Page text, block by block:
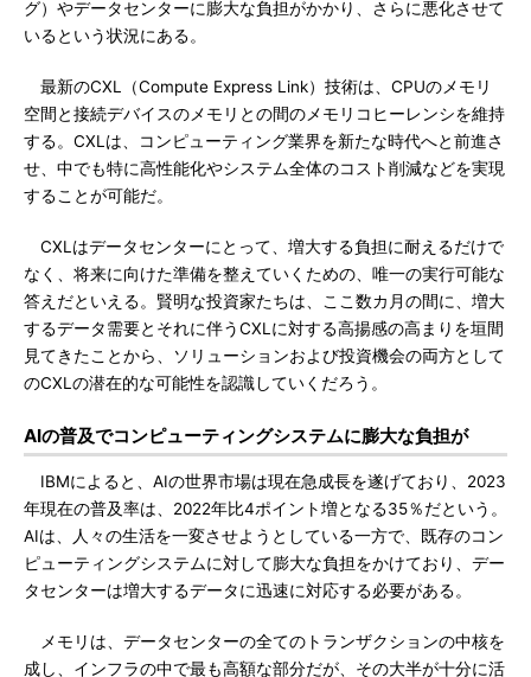
グ）やデータセンターに膨大な負担がかかり、さらに悪化させて
いるという状況にある。
最新のCXL（Compute Express Link）技術は、CPUのメモリ
空間と接続デバイスのメモリとの間のメモリコヒーレンシを維持
する。CXLは、コンピューティング業界を新たな時代へと前進さ
せ、中でも特に高性能化やシステム全体のコスト削減などを実現
することが可能だ。
CXLはデータセンターにとって、増大する負担に耐えるだけで
なく、将来に向けた準備を整えていくための、唯一の実行可能な
答えだといえる。賢明な投資家たちは、ここ数カ月の間に、増大
するデータ需要とそれに伴うCXLに対する高揚感の高まりを垣間
見てきたことから、ソリューションおよび投資機会の両方として
のCXLの潜在的な可能性を認識していくだろう。
AIの普及でコンピューティングシステムに膨大な負担が
IBMによると、AIの世界市場は現在急成長を遂げており、2023
年現在の普及率は、2022年比4ポイント増となる35％だという。
AIは、人々の生活を一変させようとしている一方で、既存のコン
ピューティングシステムに対して膨大な負担をかけており、デー
タセンターは増大するデータに迅速に対応する必要がある。
メモリは、データセンターの全てのトランザクションの中核を
成し、インフラの中で最も高額な部分だが、その大半が十分に活